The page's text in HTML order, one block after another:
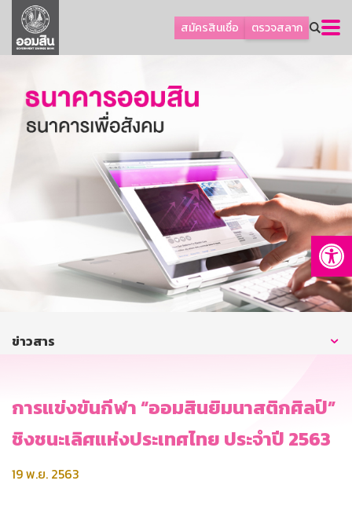
สมัครสินเชื่อ ตรวจสลาก
ลูกค้าธุรกิจ
ลูกค้าผู้ประกอบรายย่อย
ออมเพื่อสุข
เกี่ยวกับธนาคาร
การพัฒนาที่ยั่งยืน
บริการทางการเงิน
ติดต่อเรา
บริการออนไลน์
ข่าวสาร
การแข่งขันกีฬา “ออมสินยิมนาสติกศิลป์”
ชิงชนะเลิศแห่งประเทศไทย ประจำปี 2563
19 พ.ย. 2563